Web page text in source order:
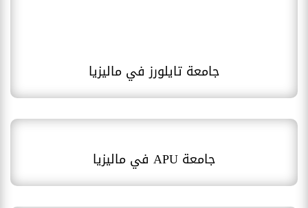
جامعة تايلورز في ماليزيا
جامعة APU في ماليزيا